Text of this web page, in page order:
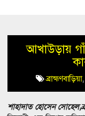
আখাউড়ায়
ব্রাহ্মণবাড়িয়া,
শাহাদাত হোসেন